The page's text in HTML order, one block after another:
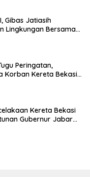
Gibas Jatiasih
Lingkungan Bersama
Peringatan,
Korban Kereta Bekasi
Kereta Bekasi
Gubernur Jabar